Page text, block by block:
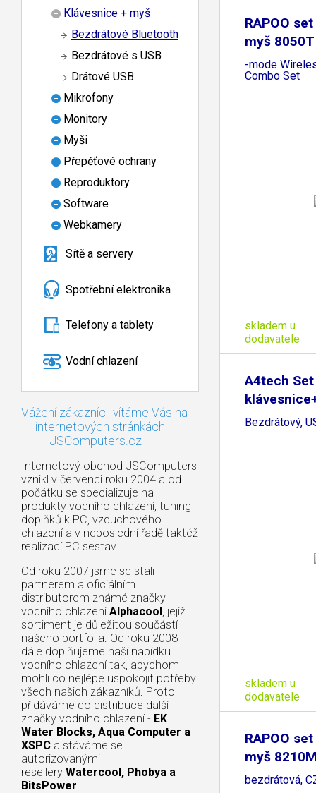
Klávesnice + myš
Bezdrátové Bluetooth
Bezdrátové s USB
Drátové USB
Mikrofony
Monitory
Myši
Přepěťové ochrany
Reproduktory
Software
Webkamery
Sítě a servery
Spotřební elektronika
Telefony a tablety
Vodní chlazení
Vážení zákazníci, vítáme Vás na
internetových stránkách
JSComputers.cz
Internetový obchod JSComputers
vznikl v červenci roku 2004 a od
počátku se specializuje na
produkty vodního chlazení, tuning
doplňků k PC, vzduchového
chlazení a v neposlední řadě taktéž
realizací PC sestav.
Od roku 2007 jsme se stali
partnerem a oficiálním
distributorem známé značky
vodního chlazení Alphacool, jejíž
sortiment je důležitou součástí
našeho portfolia. Od roku 2008
dále doplňujeme naší nabídku
vodního chlazení tak, abychom
mohli co nejlépe uspokojit potřeby
všech našich zákazníků. Proto
přidáváme do distribuce další
značky vodního chlazení - EK
Water Blocks, Aqua Computer a
XSPC a stáváme se
autorizovanými
resellery Watercool, Phobya a
BitsPower.
RAPOO
myš
-mode
Combo Set
skladem u
dodavatele
A4tech Set
FG1012,
Bezdrátový,
skladem u
dodavatele
RAPOO
myš
bezdrátová,